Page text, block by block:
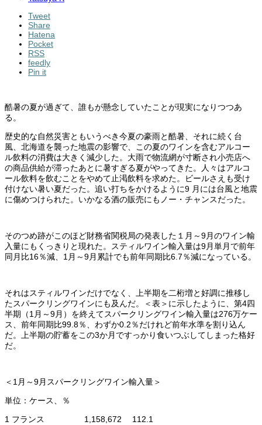
Tweet
Share
Hatena
Pocket
RSS
feedly
Pin it
酷暑の夏が過ぎて、誰もが懸念していたことが現実になりつつあ
る。
歴史的な自然災害ともいうべき今夏の豪雨と酷暑、それに続く台
風、北海道を襲った地震の影響で、この夏のワインを含むアルコー
ル飲料の消費は大きく減少した。大雨で物流網が寸断され小売店へ
の商品供給が滞ったあとに暑すぎる夏がやってきた。人々はアルコ
ール飲料を飲むことをやめて止渇飲料を求めた。ビールさえも受け
付けない暑い夏だった。追い打ちをかけるように9 月には台風と地震
に傷めつけられた。いかなる酒の販売にもノー・チャンスだった。
そのつめ跡がこのほど財務省関税局の発表した１月～9月のワイン輸
入量にもくっきりと現れた。スティルワイン輸入量は9月単月で前年
同月比16％減、1月～9月累計でも前年同期比6.7％減になっている。
それはスティルワインだけでなく、上半期を二桁増と好調に推移し
たスパークリングワインにも及んだ。＜表＞に示したように、第4四
半期（1月～9月）を終えてスパークリングワイン輸入量は276万ケー
ス、前年同期比99.8％、わずか0.2％だけれど前年水準を割り込ん
だ。上半期の貯蓄をこの3か月ですっかり食いつぶしてしまった格好
だ。
＜1月～9月スパークリングワイン輸入量＞
単位：ケース、％
1 フランス 1,158,672 112.1